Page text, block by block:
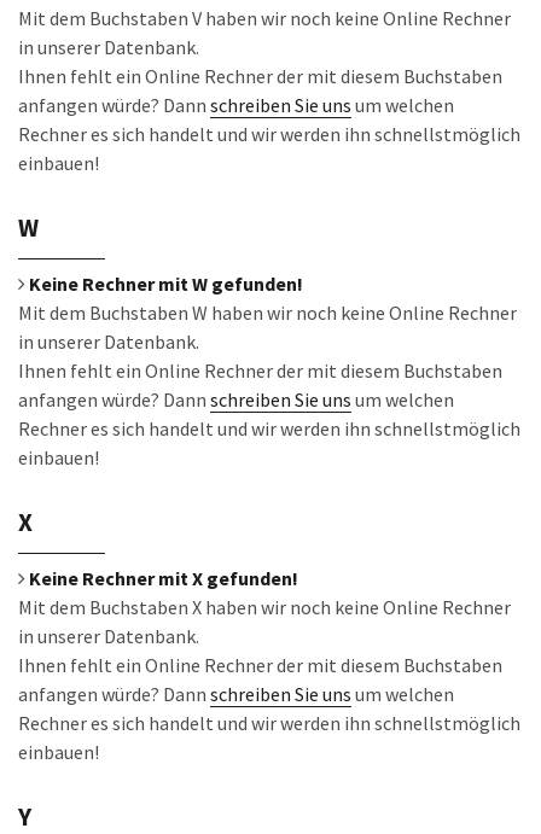
Mit dem Buchstaben V haben wir noch keine Online Rechner
in unserer Datenbank.
Ihnen fehlt ein Online Rechner der mit diesem Buchstaben
anfangen würde? Dann schreiben Sie uns um welchen
Rechner es sich handelt und wir werden ihn schnellstmöglich
einbauen!
W
Keine Rechner mit W gefunden!
Mit dem Buchstaben W haben wir noch keine Online Rechner
in unserer Datenbank.
Ihnen fehlt ein Online Rechner der mit diesem Buchstaben
anfangen würde? Dann schreiben Sie uns um welchen
Rechner es sich handelt und wir werden ihn schnellstmöglich
einbauen!
X
Keine Rechner mit X gefunden!
Mit dem Buchstaben X haben wir noch keine Online Rechner
in unserer Datenbank.
Ihnen fehlt ein Online Rechner der mit diesem Buchstaben
anfangen würde? Dann schreiben Sie uns um welchen
Rechner es sich handelt und wir werden ihn schnellstmöglich
einbauen!
Y